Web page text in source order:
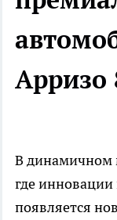
Арризо
В динамичном
где инновации
появляется